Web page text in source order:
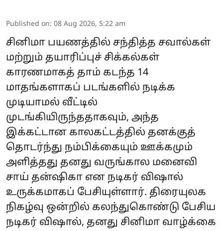
Published on: 08 Aug 2026, 5:22 am
சினிமா பயணத்தில் சந்தித்த சவால்கள்
மற்றும் தயாரிப்புச் சிக்கல்கள்
காரணமாகத் தாம் கடந்த 14
மாதங்களாகப் படங்களில் நடிக்க
முடியாமல் வீட்டில்
முடங்கியிருந்ததாகவும், அந்த
இக்கட்டான காலகட்டத்தில் தனக்குத்
தொடர்ந்து நம்பிக்கையும் ஊக்கமும்
அளித்தது தனது வருங்கால மனைவி
சாய் தன்ஷிகா என நடிகர் விஷால்
உருக்கமாகப் பேசியுள்ளார். திரையுலக
நிகழ்வு ஒன்றில் கலந்துகொண்டு பேசிய
நடிகர் விஷால், தனது சினிமா வாழ்க்கை